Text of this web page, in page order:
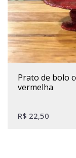
prato de bolo cerâmica
vermelha
R$ 22,50